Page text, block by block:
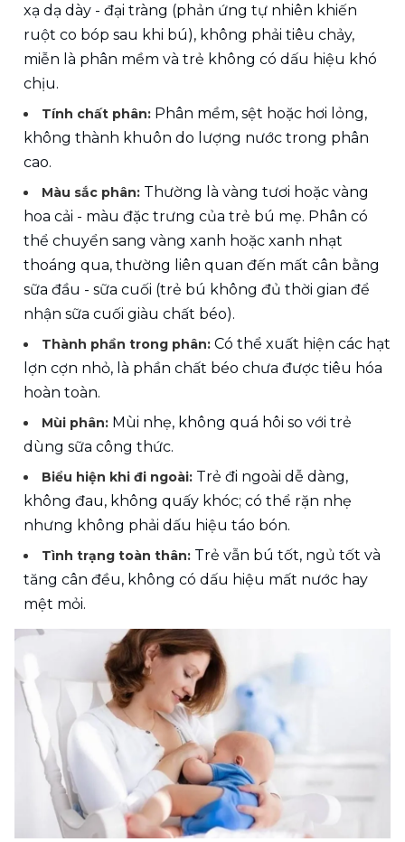
xạ dạ dày - đại tràng (phản ứng tự nhiên khiến
ruột co bóp sau khi bú), không phải tiêu chảy,
miễn là phân mềm và trẻ không có dấu hiệu khó
chịu.
Tính chất phân: Phân mềm, sệt hoặc hơi lỏng,
không thành khuôn do lượng nước trong phân
cao.
Màu sắc phân: Thường là vàng tươi hoặc vàng
hoa cải - màu đặc trưng của trẻ bú mẹ. Phân có
thể chuyển sang vàng xanh hoặc xanh nhạt
thoáng qua, thường liên quan đến mất cân bằng
sữa đầu - sữa cuối (trẻ bú không đủ thời gian để
nhận sữa cuối giàu chất béo).
Thành phần trong phân: Có thể xuất hiện các hạt
lợn cợn nhỏ, là phần chất béo chưa được tiêu hóa
hoàn toàn.
Mùi phân: Mùi nhẹ, không quá hôi so với trẻ
dùng sữa công thức.
Biểu hiện khi đi ngoài: Trẻ đi ngoài dễ dàng,
không đau, không quấy khóc; có thể rặn nhẹ
nhưng không phải dấu hiệu táo bón.
Tình trạng toàn thân: Trẻ vẫn bú tốt, ngủ tốt và
tăng cân đều, không có dấu hiệu mất nước hay
mệt mỏi.